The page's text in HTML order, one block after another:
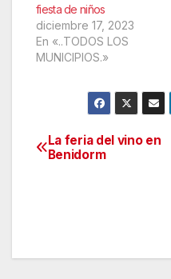
fiesta de niños
diciembre 17, 2023
En «..TODOS LOS
MUNICIPIOS.»
Navegación
La feria del vino en
Benidorm